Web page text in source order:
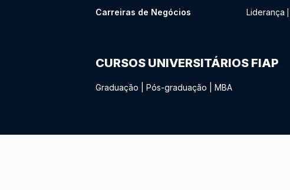
Carreiras de Negócios Liderança
CURSOS UNIVERSITÁRIOS FIAP
Graduação Pós-graduação MBA